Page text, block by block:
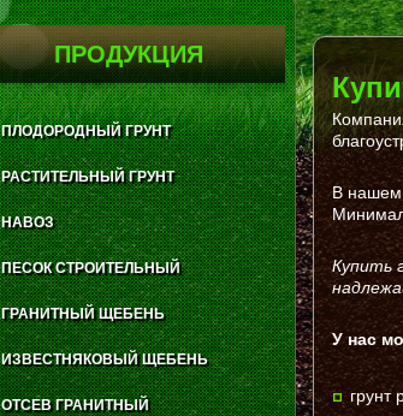
В нашем
Купить
У нас
грунт
ПРОДУКЦИЯ
ПЛОДОРОДНЫЙ ГРУНТ
РАСТИТЕЛЬНЫЙ ГРУНТ
НАВОЗ
ПЕСОК СТРОИТЕЛЬНЫЙ
ГРАНИТНЫЙ ЩЕБЕНЬ
ИЗВЕСТНЯКОВЫЙ ЩЕБЕНЬ
ОТСЕВ ГРАНИТНЫЙ